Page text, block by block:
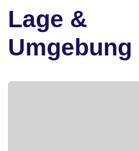
Lage &
Umgebung